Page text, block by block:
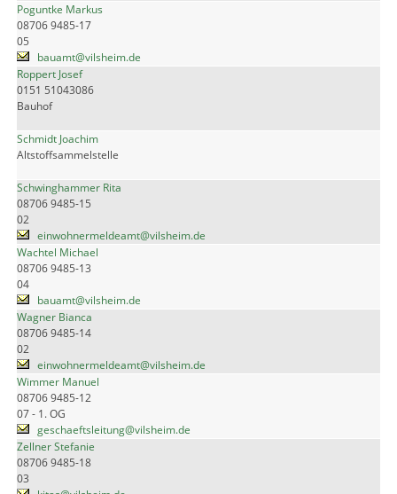
Poguntke Markus
08706 9485-17
05
bauamt@vilsheim.de
Roppert Josef
0151 51043086
Bauhof
Schmidt Joachim
Altstoffsammelstelle
Schwinghammer Rita
08706 9485-15
02
einwohnermeldeamt@vilsheim.de
Wachtel Michael
08706 9485-13
04
bauamt@vilsheim.de
Wagner Bianca
08706 9485-14
02
einwohnermeldeamt@vilsheim.de
Wimmer Manuel
08706 9485-12
07 - 1. OG
geschaeftsleitung@vilsheim.de
Zellner Stefanie
08706 9485-18
03